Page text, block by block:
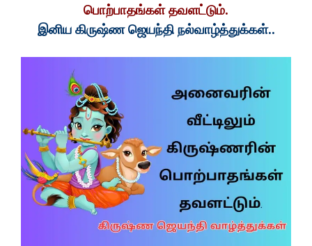
பொற்பாதங்கள் தவளட்டும்.
இனிய கிருஷ்ண ஜெயந்தி நல்வாழ்த்துக்கள்..